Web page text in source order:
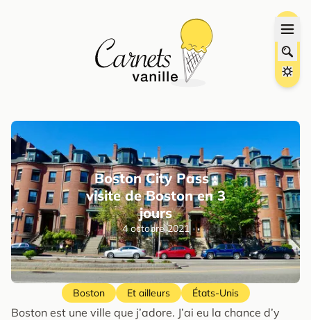
Boston City Pass :
visite de Boston en 3
jours
4 octobre 2021
Boston Et ailleurs États-Unis
Boston est une ville que j’adore. J’ai eu la chance d’y